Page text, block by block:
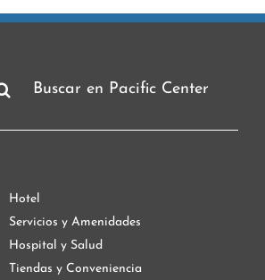
Hotel
Servicios y Amenidades
Hospital y Salud
Tiendas y Conveniencia